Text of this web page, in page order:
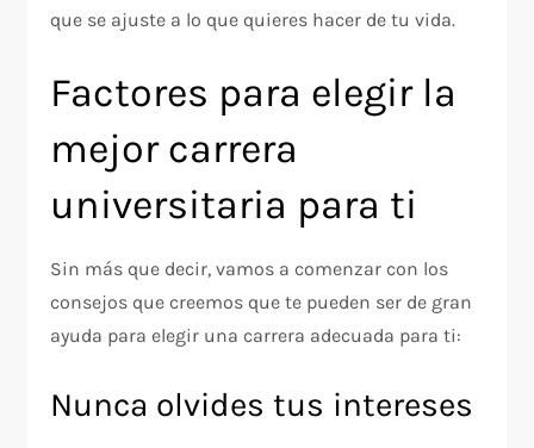
que se ajuste a lo que quieres hacer de tu vida.
Factores para elegir la
mejor carrera
universitaria para ti
Sin más que decir, vamos a comenzar con los
consejos que creemos que te pueden ser de gran
ayuda para elegir una carrera adecuada para ti:
Nunca olvides tus intereses